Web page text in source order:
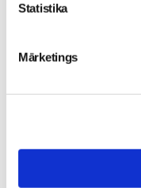
Statistika
Mārketings
Attīstošās rotaļas ar
gada MARTĀ un